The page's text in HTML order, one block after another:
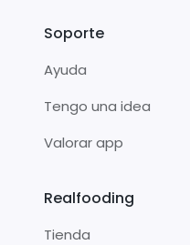
Soporte
Ayuda
Tengo una idea
Valorar app
Realfooding
Tienda